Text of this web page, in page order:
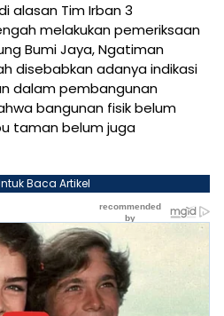
alasan Tim Irban 3
melakukan pemeriksaan
Bumi Jaya, Ngatiman
disebabkan adanya indikasi
dalam pembangunan
bangunan fisik belum
taman belum juga
Baca Artikel